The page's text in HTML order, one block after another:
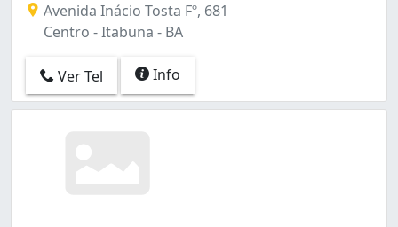
Avenida Inácio Tosta Fº, 681
Centro - Itabuna - BA
Ver Tel Info